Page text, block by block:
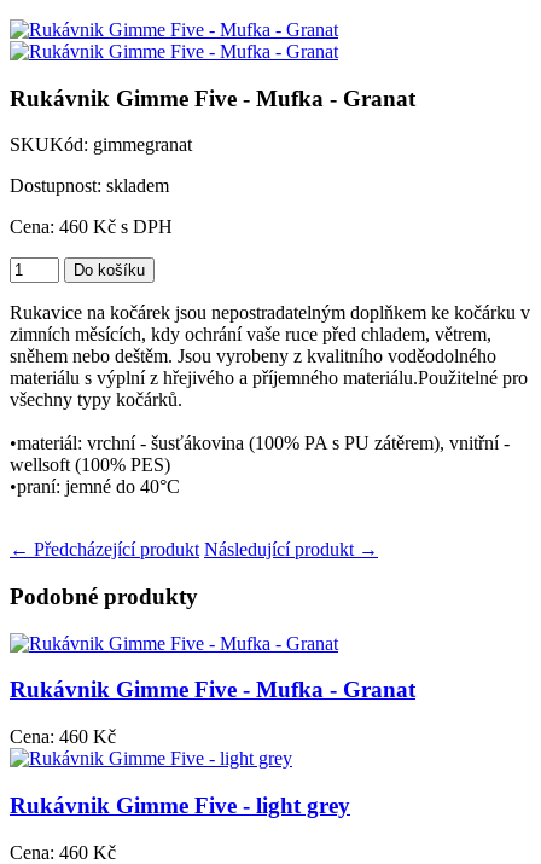
Rukávnik Gimme Five - Mufka - Granat
SKUKód: gimmegranat
Dostupnost: skladem
Cena: 460 Kč s DPH
Rukavice na kočárek jsou nepostradatelným doplňkem ke kočárku v
zimních měsících, kdy ochrání vaše ruce před chladem, větrem,
sněhem nebo deštěm. Jsou vyrobeny z kvalitního voděodolného
materiálu s výplní z hřejivého a příjemného materiálu.Použitelné pro
všechny typy kočárků.
•materiál: vrchní - šusťákovina (100% PA s PU zátěrem), vnitřní -
wellsoft (100% PES)
•praní: jemné do 40°C
← Předcházející produkt Následující produkt →
Podobné produkty
Rukávnik Gimme Five - Mufka - Granat
Cena: 460 Kč
Rukávnik Gimme Five - light grey
Cena: 460 Kč